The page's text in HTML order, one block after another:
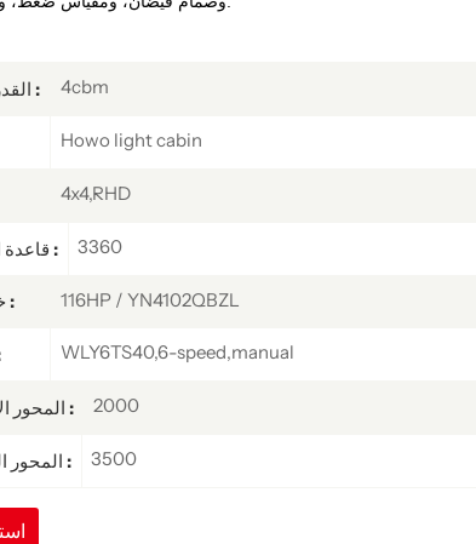
القدرة على العمل : 4cbm
Howo light cabin
4x4,RHD
قاعدة العجلات (مم) : 3360
خاص بالمحرك : 116HP / YN4102QBZL
WLY6TS40,6-speed,manual
المحور الأمامي (كجم) : 2000
المحور الخلفي (كجم) : 3500